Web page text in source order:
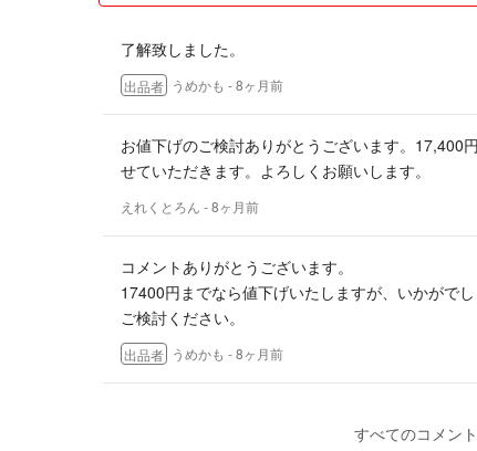
了解致しました。
出品者 うめかも - 8ヶ月前
お値下げのご検討ありがとうございます。17,400
せていただきます。よろしくお願いします。
えれくとろん - 8ヶ月前
コメントありがとうございます。
17400円までなら値下げいたしますが、いかがでし
ご検討ください。
出品者 うめかも - 8ヶ月前
円にお値下げいただくことは可能でしょうか？ご
すべてのコメン